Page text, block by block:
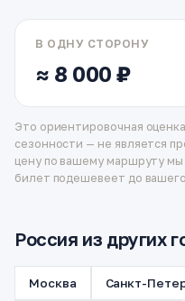
В ОДНУ СТОРОНУ
≈ 8 000 ₽
Это ориентировочная
сезонности — не является
цену по вашему маршруту
билет подешевеет до
Россия из других
Москва Санкт-